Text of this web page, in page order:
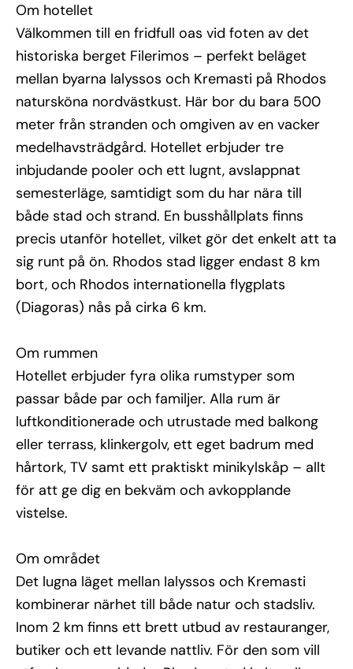
erbjuder Rhodos stad kulturella sevärdheter,
historiska gränder och charmiga hamnområden –
perfekt för dagsutflykter.
Övrig information
Observera: En lokal turistskatt tillkommer och betalas
direkt till hotellet vid incheckning. Skatten varierar
beroende på hotellkategori och vistelsens längd och
är inte inkluderad i priset för resan.
Om hotellet
Välkommen till en fridfull oas vid foten av det
historiska berget Filerimos – perfekt beläget
mellan byarna Ialyssos och Kremasti på Rhodos
natursköna nordvästkust. Här bor du bara 500
meter från stranden och omgiven av en vacker
medelhavsträdgård. Hotellet erbjuder tre
inbjudande pooler och ett lugnt, avslappnat
semesterläge, samtidigt som du har nära till
både stad och strand. En busshållplats finns
precis utanför hotellet, vilket gör det enkelt att ta
sig runt på ön. Rhodos stad ligger endast 8 km
bort, och Rhodos internationella flygplats
(Diagoras) nås på cirka 6 km.
Om rummen
Hotellet erbjuder fyra olika rumstyper som
passar både par och familjer. Alla rum är
luftkonditionerade och utrustade med balkong
eller terrass, klinkergolv, ett eget badrum med
hårtork, TV samt ett praktiskt minikylskåp – allt
för att ge dig en bekväm och avkopplande
vistelse.
Om området
Det lugna läget mellan Ialyssos och Kremasti
kombinerar närhet till både natur och stadsliv.
Inom 2 km finns ett brett utbud av restauranger,
butiker och ett levande nattliv. För den som vill